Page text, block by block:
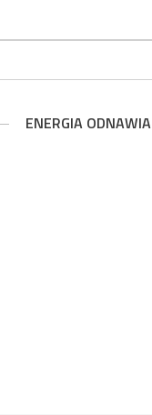
ENERGIA